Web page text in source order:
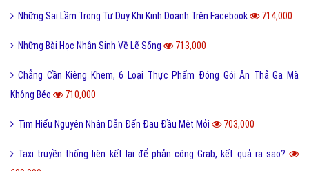
Những Sai Lầm Trong Tư Duy Khi Kinh Doanh Trên Facebook 714,000
Những Bài Học Nhân Sinh Về Lẽ Sống 713,000
Chẳng Cần Kiêng Khem, 6 Loại Thực Phẩm Đóng Gói Ăn Thả Ga Mà
Không Béo
710,000
Tìm Hiểu Nguyên Nhân Dẫn Đến Đau Đầu Mệt Mỏi 703,000
Taxi truyền thống liên kết lại để phản công Grab, kết quả ra sao?